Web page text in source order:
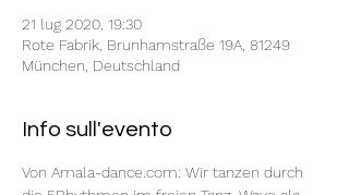
21 lug 2020, 19:30
Rote Fabrik, Brunhamstraße 19A, 81249
München, Deutschland
Info sull'evento
Von Amala-dance.com: Wir tanzen durch